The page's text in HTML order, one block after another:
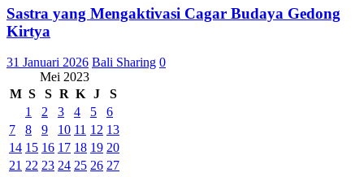
Sastra yang Mengaktivasi Cagar Budaya Gedong
Kirtya
31 Januari 2026 Bali Sharing 0
Mei 2023
M S S R K J
S
1
2 3 4 5
6
7
8 9 10 11 12 13
14 15 16 17 18 19 20
21 22 23 24 25 26 27